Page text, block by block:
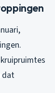
dat